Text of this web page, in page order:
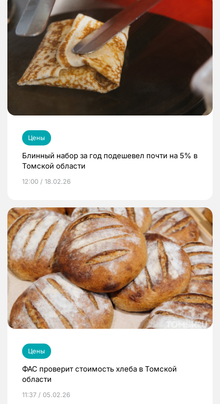
Цены
Блинный набор за год подешевел почти на 5% в
Томской области
12:00 / 18.02.26
Цены
ФАС проверит стоимость хлеба в Томской
области
11:37 / 05.02.26